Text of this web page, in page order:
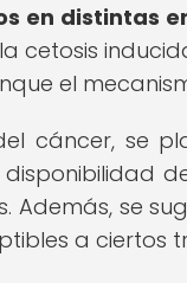
en distintas
cetosis
el
cáncer, se
Además, se
a ciertos